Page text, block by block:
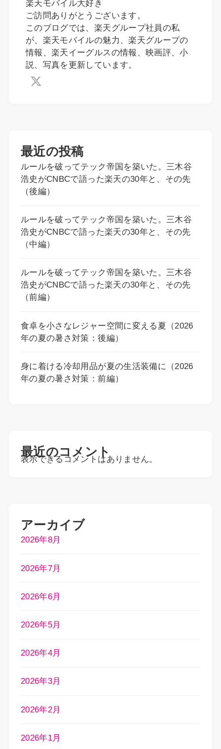
楽天モバイル大好き
ご訪問ありがとうございます。
このブログでは、楽天グループ社員の私
が、楽天モバイルの魅力、楽天グループの
情報、楽天イーグルスの情報、映画評、小
説、写真を更新しています。
最近の投稿
ルールを破ってテック帝国を築いた。三木谷
浩史がCNBCで語った楽天の30年と、その先
（後編）
ルールを破ってテック帝国を築いた。三木谷
浩史がCNBCで語った楽天の30年と、その先
（中編）
ルールを破ってテック帝国を築いた。三木谷
浩史がCNBCで語った楽天の30年と、その先
（前編）
食卓を小さなレジャー空間に変える夏（2026
年の夏の暑さ対策：後編）
身に着ける冷却用品が夏の生活装備に（2026
年の夏の暑さ対策：前編）
最近のコメント
表示できるコメントはありません。
アーカイブ
2026年8月
2026年7月
2026年6月
2026年5月
2026年4月
2026年3月
2026年2月
2026年1月